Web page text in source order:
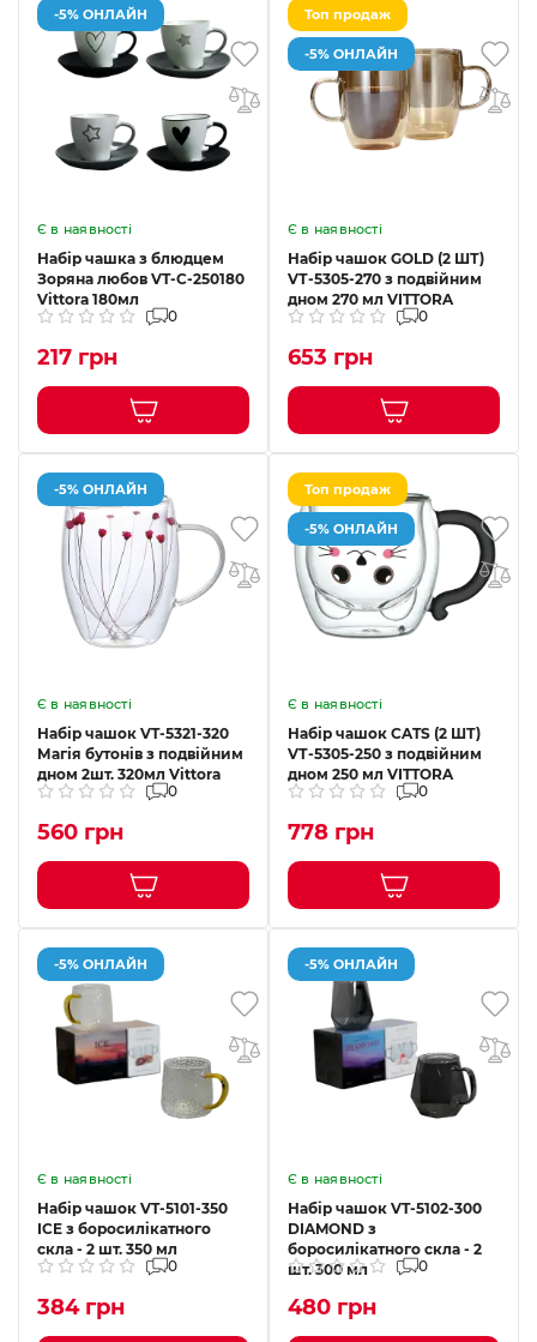
-5% ОНЛАЙН
Є в наявності
Набір чашка з блюдцем
Зоряна любов VT-C-250180
Vittora 180мл
0
217 грн
Топ продаж
-5% ОНЛАЙН
Є в наявності
Набір чашок GOLD (2 ШТ)
VТ-5305-270 з подвійним
дном 270 мл VITTORA
0
653 грн
-5% ОНЛАЙН
Є в наявності
Набір чашок VT-5321-320
Магія бутонів з подвійним
дном 2шт. 320мл Vittora
0
560 грн
Топ продаж
-5% ОНЛАЙН
Є в наявності
Набір чашок CATS (2 ШТ)
VТ-5305-250 з подвійним
дном 250 мл VITTORA
0
778 грн
-5% ОНЛАЙН
Є в наявності
Набір чашок VT-5101-350
ICE з боросилікатного
скла - 2 шт. 350 мл
0
384 грн
-5% ОНЛАЙН
Є в наявності
Набір чашок VT-5102-300
DIAMOND з
боросилікатного скла - 2
шт. 300 мл
0
480 грн